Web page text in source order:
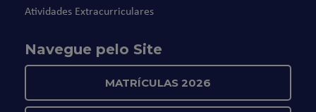
Atividades Extracurriculares
Navegue pelo Site
MATRÍCULAS 2026